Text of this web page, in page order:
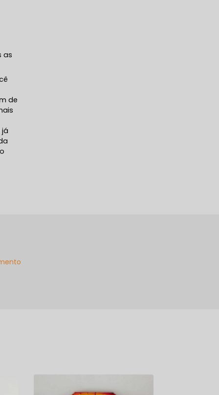
as
de